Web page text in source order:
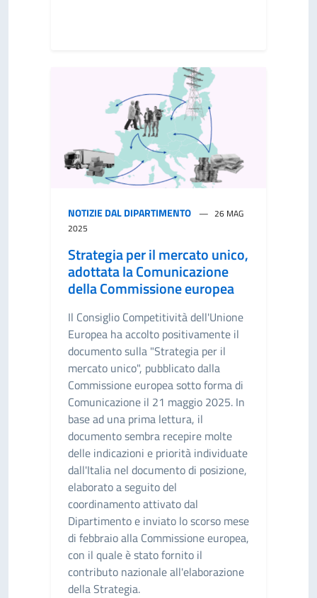
NOTIZIE DAL DIPARTIMENTO
26 MAG
2025
Strategia per il mercato unico,
adottata la Comunicazione
della Commissione europea
Il Consiglio Competitività dell'Unione
Europea ha accolto positivamente il
documento sulla "Strategia per il
mercato unico", pubblicato dalla
Commissione europea sotto forma di
Comunicazione il 21 maggio 2025. In
base ad una prima lettura, il
documento sembra recepire molte
delle indicazioni e priorità individuate
dall'Italia nel documento di posizione,
elaborato a seguito del
coordinamento attivato dal
Dipartimento e inviato lo scorso mese
di febbraio alla Commissione europea,
con il quale è stato fornito il
contributo nazionale all'elaborazione
della Strategia.